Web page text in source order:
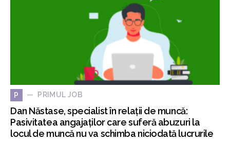
P PRIMUL JOB
Dan Năstase, specialist în relații de muncă:
Pasivitatea angajaților care suferă abuzuri la
locul de muncă nu va schimba niciodată lucrurile